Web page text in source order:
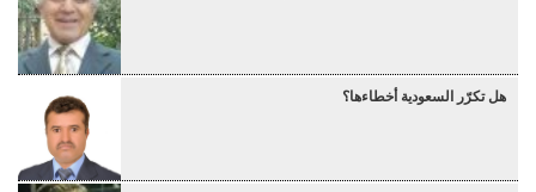
هل تكرّر السعودية أخطاءها؟